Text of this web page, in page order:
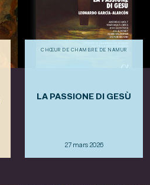
CHŒUR DE CHAMBRE DE NAMUR
LA PASSIONE DI GESÙ
27 mars 2026